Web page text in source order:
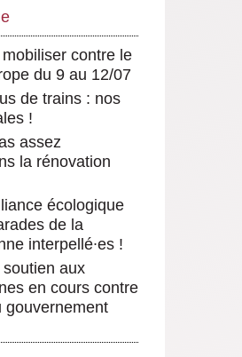
mobiliser contre le
du 9 au 12/07
de trains : nos
!
assez
la rénovation
écologique
de la
interpellé∙es !
soutien aux
en cours contre
gouvernement